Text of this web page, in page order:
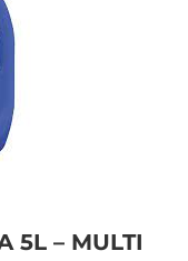
5L – MULTI